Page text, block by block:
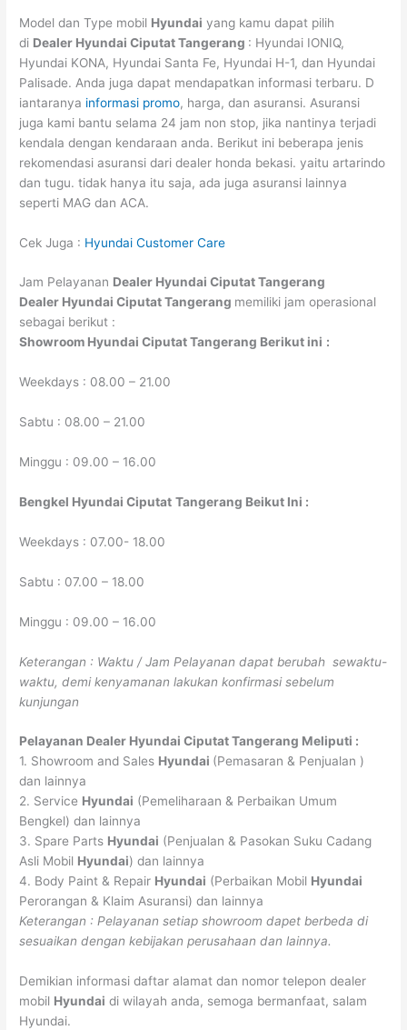
Model dan Type mobil Hyundai yang kamu dapat pilih
di Dealer HyundaiCiputatTangerang : Hyundai IONIQ,
Hyundai KONA, Hyundai Santa Fe, Hyundai H-1, dan Hyundai
Palisade. Anda juga dapat mendapatkan informasi terbaru. D
iantaranya informasi promo, harga, dan asuransi. Asuransi
juga kami bantu selama 24 jam non stop, jika nantinya terjadi
kendala dengan kendaraan anda. Berikut ini beberapa jenis
rekomendasi asuransi dari dealer honda bekasi. yaitu artarindo
dan tugu. tidak hanya itu saja, ada juga asuransi lainnya
seperti MAG dan ACA.
Cek Juga : Hyundai Customer Care
Jam Pelayanan Dealer HyundaiCiputatTangerang
Dealer HyundaiCiputatTangerang memiliki jam operasional
sebagai berikut :
Showroom HyundaiCiputatTangerang Berikut ini :
Weekdays : 08.00 – 21.00
Sabtu : 08.00 – 21.00
Minggu : 09.00 – 16.00
Bengkel HyundaiCiputat Tangerang Beikut Ini :
Weekdays : 07.00- 18.00
Sabtu : 07.00 – 18.00
Minggu : 09.00 – 16.00
Keterangan : Waktu / Jam Pelayanan dapat berubah sewaktu-
waktu, demi kenyamanan lakukan konfirmasi sebelum
kunjungan
Pelayanan Dealer HyundaiCiputatTangerang Meliputi :
1. Showroom and Sales Hyundai (Pemasaran & Penjualan )
dan lainnya
2. Service Hyundai (Pemeliharaan & Perbaikan Umum
Bengkel) dan lainnya
3. Spare Parts Hyundai (Penjualan & Pasokan Suku Cadang
Asli Mobil Hyundai) dan lainnya
4. Body Paint & Repair Hyundai (Perbaikan Mobil Hyundai
Perorangan & Klaim Asuransi) dan lainnya
Keterangan : Pelayanan setiap showroom dapet berbeda di
sesuaikan dengan kebijakan perusahaan dan lainnya.
Demikian informasi daftar alamat dan nomor telepon dealer
mobil Hyundai di wilayah anda, semoga bermanfaat, salam
Hyundai.